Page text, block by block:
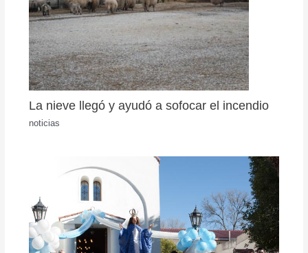
La nieve llegó y ayudó a sofocar el incendio
noticias